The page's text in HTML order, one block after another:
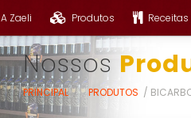
A Zaeli Produtos Receitas
Nossos
PRINCIPAL PRODUTOS